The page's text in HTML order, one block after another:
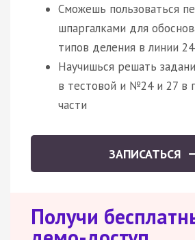
Сможешь пользоваться
шпаргалками для
типов деления в линии
Научишься решать
в тестовой и №24 и 27 в
части
ЗАПИСАТЬСЯ
Получи